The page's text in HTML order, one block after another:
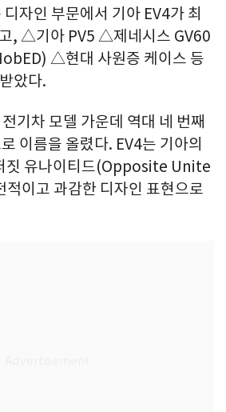
자인 부문에서 기아 EV4가 최
, △기아 PV5 △제네시스 GV60
△현대 사원증 케이스 등
았다.
기차 모델 가운데 역대 네 번째
이름을 올렸다. EV4는 기아의
짓 유나이티드(Opposite Unite
이고 과감한 디자인 표현으로